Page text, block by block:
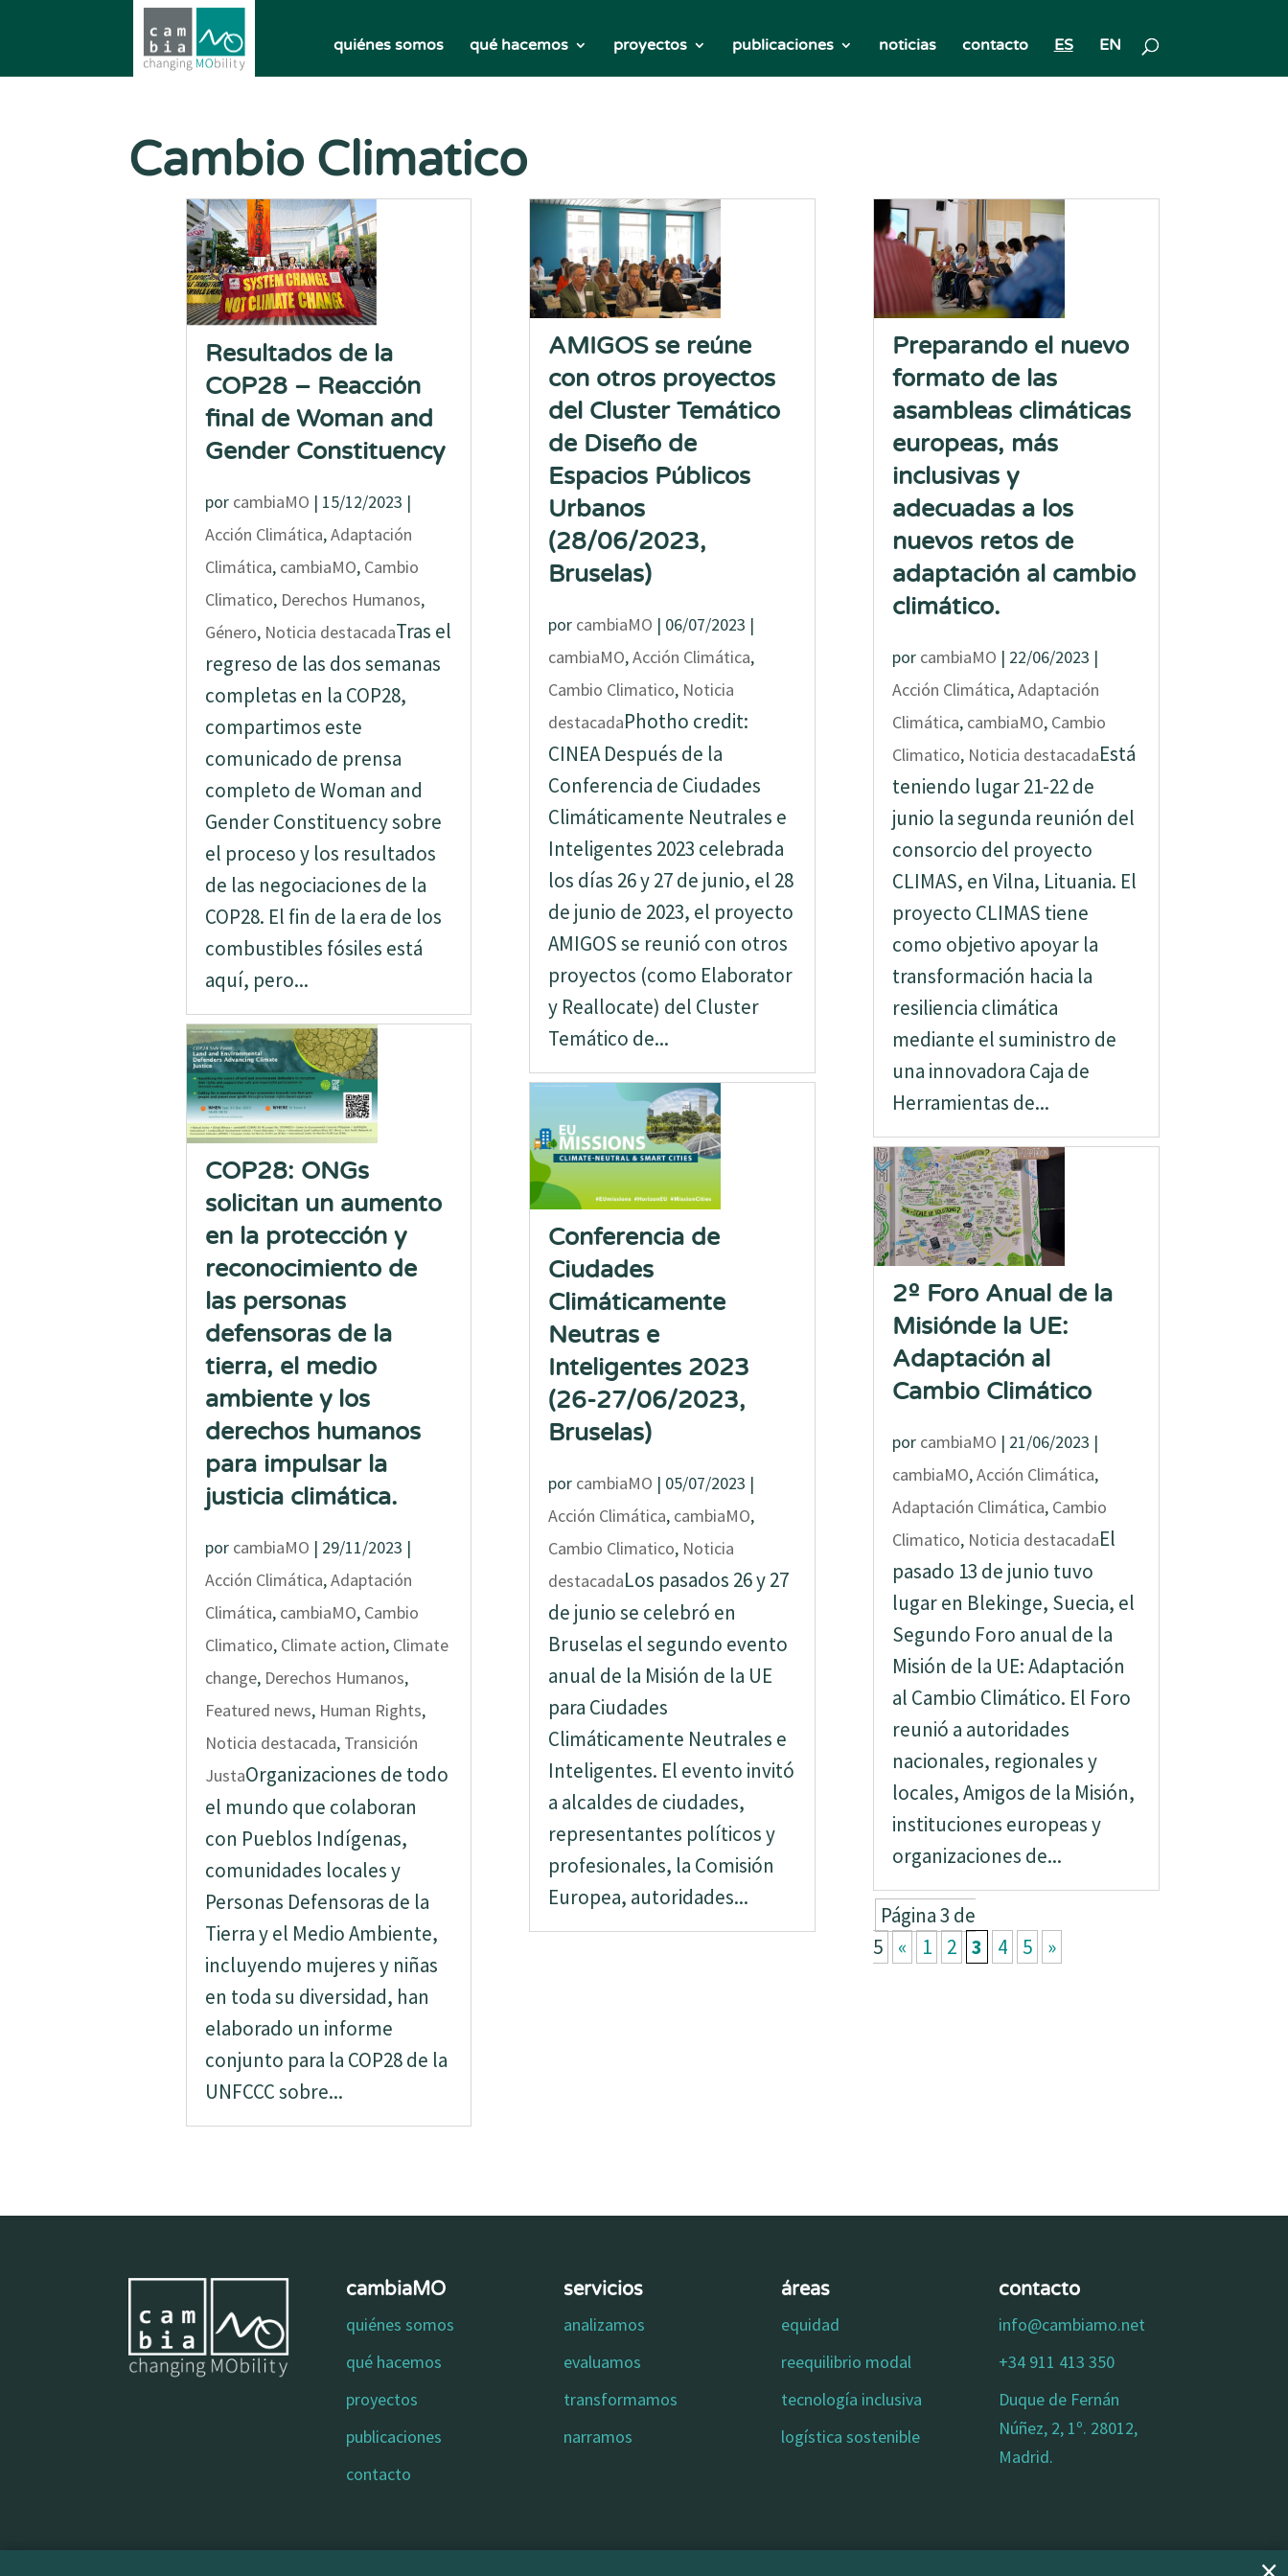
quiénes somos qué hacemos proyectos publicaciones noticias contacto ES EN
Cambio Climatico
Resultados de la
COP28 – Reacción
final de Woman and
Gender Constituency
por cambiaMO | 15/12/2023 |
Acción Climática,Adaptación
Climática, cambiaMO, Cambio
Climatico, Derechos Humanos,
Género, Noticia destacadaTras el
regreso de las dos semanas
completas en la COP28,
compartimos este
comunicado de prensa
completo de Woman and
Gender Constituency sobre
el proceso y los resultados
de las negociaciones de la
COP28. El fin de la era de los
combustibles fósiles está
aquí, pero...
COP28: ONGs
solicitan un aumento
en la protección y
reconocimiento de
las personas
defensoras de la
tierra, el medio
ambiente y los
derechos humanos
para impulsar la
justicia climática.
por cambiaMO | 29/11/2023 |
Acción Climática,Adaptación
Climática, cambiaMO, Cambio
Climatico, Climate action, Climate
change, Derechos Humanos,
Featured news, Human Rights,
Noticia destacada, Transición
JustaOrganizaciones de todo
el mundo que colaboran
con Pueblos Indígenas,
comunidades locales y
Personas Defensoras de la
Tierra y el Medio Ambiente,
incluyendo mujeres y niñas
en toda su diversidad, han
elaborado un informe
conjunto para la COP28 de la
UNFCCC sobre...
AMIGOS se reúne
con otros proyectos
del Cluster Temático
de Diseño de
Espacios Públicos
Urbanos
(28/06/2023,
Bruselas)
por cambiaMO | 06/07/2023 |
cambiaMO,Acción Climática,
Cambio Climatico, Noticia
destacadaPhotho credit:
CINEA Después de la
Conferencia de Ciudades
Climáticamente Neutrales e
Inteligentes 2023 celebrada
los días 26 y 27 de junio, el 28
de junio de 2023, el proyecto
AMIGOS se reunió con otros
proyectos (como Elaborator
y Reallocate) del Cluster
Temático de...
Conferencia de
Ciudades
Climáticamente
Neutras e
Inteligentes 2023
(26-27/06/2023,
Bruselas)
por cambiaMO | 05/07/2023 |
Acción Climática, cambiaMO,
Cambio Climatico, Noticia
destacadaLos pasados 26 y 27
de junio se celebró en
Bruselas el segundo evento
anual de la Misión de la UE
para Ciudades
Climáticamente Neutrales e
Inteligentes. El evento invitó
a alcaldes de ciudades,
representantes políticos y
profesionales, la Comisión
Europea, autoridades...
Preparando el nuevo
formato de las
asambleas climáticas
europeas, más
inclusivas y
adecuadas a los
nuevos retos de
adaptación al cambio
climático.
por cambiaMO | 22/06/2023 |
Acción Climática,Adaptación
Climática, cambiaMO, Cambio
Climatico, Noticia destacadaEstá
teniendo lugar 21-22 de
junio la segunda reunión del
consorcio del proyecto
CLIMAS, en Vilna, Lituania. El
proyecto CLIMAS tiene
como objetivo apoyar la
transformación hacia la
resiliencia climática
mediante el suministro de
una innovadora Caja de
Herramientas de...
2º Foro Anual de la
Misiónde la UE:
Adaptación al
Cambio Climático
por cambiaMO | 21/06/2023 |
cambiaMO,Acción Climática,
Adaptación Climática, Cambio
Climatico, Noticia destacadaEl
pasado 13 de junio tuvo
lugar en Blekinge, Suecia, el
Segundo Foro anual de la
Misión de la UE: Adaptación
al Cambio Climático. El Foro
reunió a autoridades
nacionales, regionales y
locales, Amigos de la Misión,
instituciones europeas y
organizaciones de...
Página 3 de
5
« 1 2 3 4 5 »
cambiaMO
quiénes somos
qué hacemos
proyectos
publicaciones
contacto
servicios
analizamos
evaluamos
transformamos
narramos
áreas
equidad
reequilibrio modal
tecnología inclusiva
logística sostenible
contacto
info@cambiamo.net
+34 911 413 350
Duque de Fernán
Núñez, 2, 1º. 28012,
Madrid.